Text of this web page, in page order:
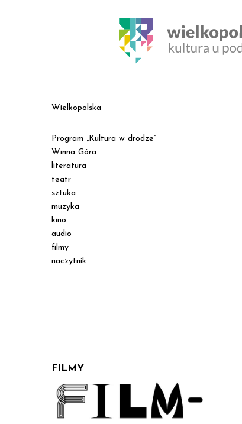
Wielkopolska
Program „Kultura w drodze”
Winna Góra
literatura
teatr
sztuka
muzyka
kino
audio
filmy
naczytnik
FILMY